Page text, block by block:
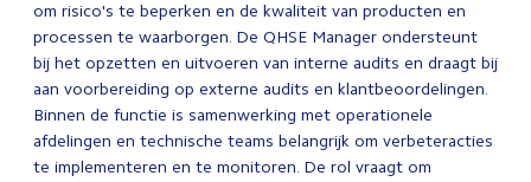
om risico's te beperken en de kwaliteit van producten en
processen te waarborgen. De QHSE Manager ondersteunt
bij het opzetten en uitvoeren van interne audits en draagt bij
aan voorbereiding op externe audits en klantbeoordelingen.
Binnen de functie is samenwerking met operationele
afdelingen en technische teams belangrijk om verbeteracties
te implementeren en te monitoren. De rol vraagt om